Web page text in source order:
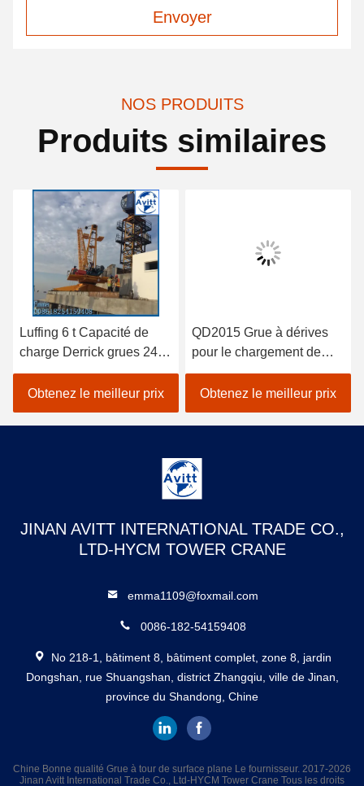
Envoyer
NOS PRODUITS
Produits similaires
Luffing 6 t Capacité de
charge Derrick grues 24m
Boom longueur pour
150m hauteur
Obtenez le meilleur prix
QD2015 Grue à dérives
pour le chargement de
matériaux ou le
démontage de grues à
tour intérieure
Obtenez le meilleur prix
JINAN AVITT INTERNATIONAL TRADE CO.,
LTD-HYCM TOWER CRANE
emma1109@foxmail.com
0086-182-54159408
No 218-1, bâtiment 8, bâtiment complet, zone 8, jardin
Dongshan, rue Shuangshan, district Zhangqiu, ville de Jinan,
province du Shandong, Chine
Chine Bonne qualité Grue à tour de surface plane Le fournisseur. 2017-2026
Jinan Avitt International Trade Co., Ltd-HYCM Tower Crane Tous les droits